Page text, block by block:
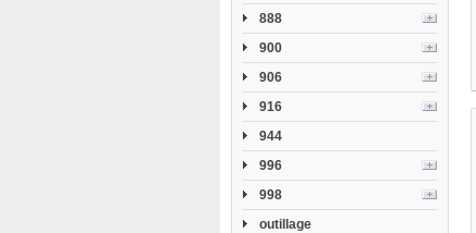
888
900
906
916
944
996
998
outillage